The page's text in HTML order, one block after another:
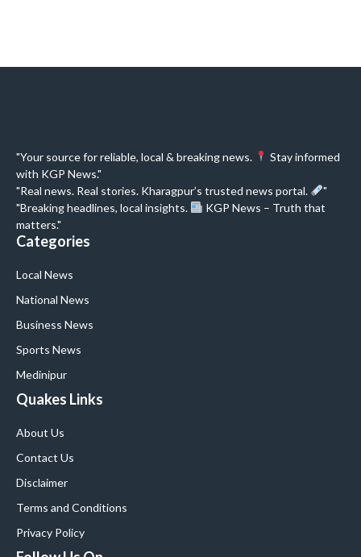
"Your source for reliable, local & breaking news.
Stay informed
with KGP News."
"Real news. Real stories. Kharagpur’s trusted news portal.
"
"Breaking headlines, local insights.
KGP News – Truth that
matters."
Categories
Local News
National News
Business News
Sports News
Medinipur
Quakes Links
About Us
Contact Us
Disclaimer
Terms and Conditions
Privacy Policy